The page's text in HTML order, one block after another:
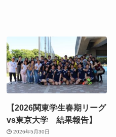
【2026関東学生春期リーグ
vs東京大学 結果報告】
2026年5月30日